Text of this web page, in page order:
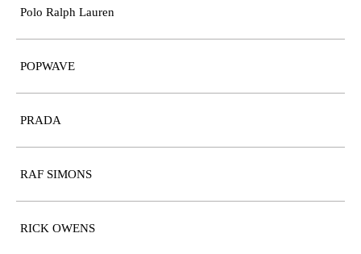
Polo Ralph Lauren
POPWAVE
PRADA
RAF SIMONS
RICK OWENS